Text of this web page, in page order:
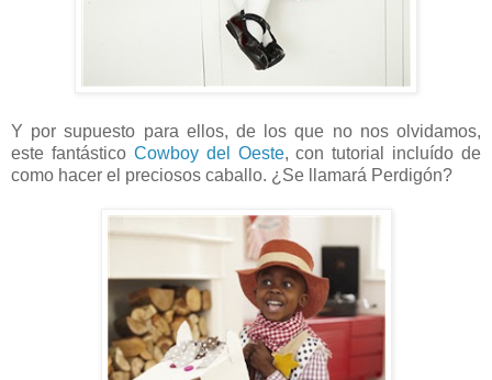
Y por supuesto para ellos, de los que no nos olvidamos,
este fantástico Cowboy del Oeste, con tutorial incluído de
como hacer el preciosos caballo. ¿Se llamará Perdigón?